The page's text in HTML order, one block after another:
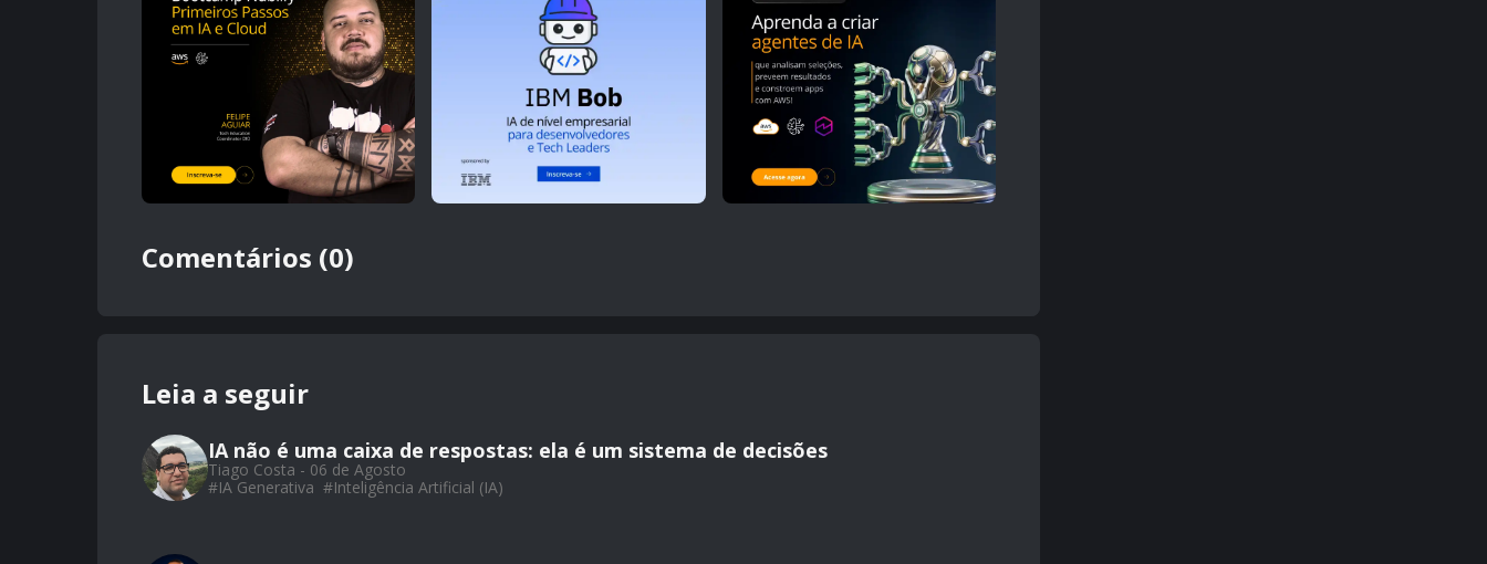
Comentários (0)
Leia a seguir
IA não é uma caixa de respostas: ela é um sistema de decisões
Tiago Costa - 06 de Agosto
#IA Generativa #Inteligência Artificial (IA)